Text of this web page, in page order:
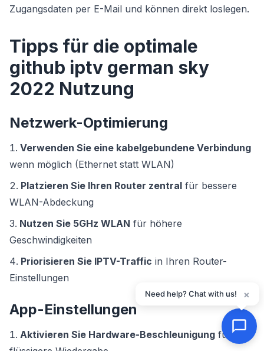
Zugangsdaten per E-Mail und können direkt loslegen.
Tipps für die optimale
github iptv german sky
2022 Nutzung
Netzwerk-Optimierung
Verwenden Sie eine kabelgebundene Verbindung
wenn möglich (Ethernet statt WLAN)
Platzieren Sie Ihren Router zentral für bessere
WLAN-Abdeckung
Nutzen Sie 5GHz WLAN für höhere
Geschwindigkeiten
Priorisieren Sie IPTV-Traffic in Ihren Router-
Einstellungen
App-Einstellungen
Aktivieren Sie Hardware-Beschleunigung für
Need help? Chat with us! ×